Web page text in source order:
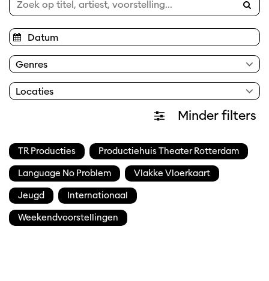
Genres
Locaties
Minder filters
TR Producties Productiehuis Theater Rotterdam
Language No Problem Vlakke Vloerkaart
Jeugd Internationaal
Weekendvoorstellingen